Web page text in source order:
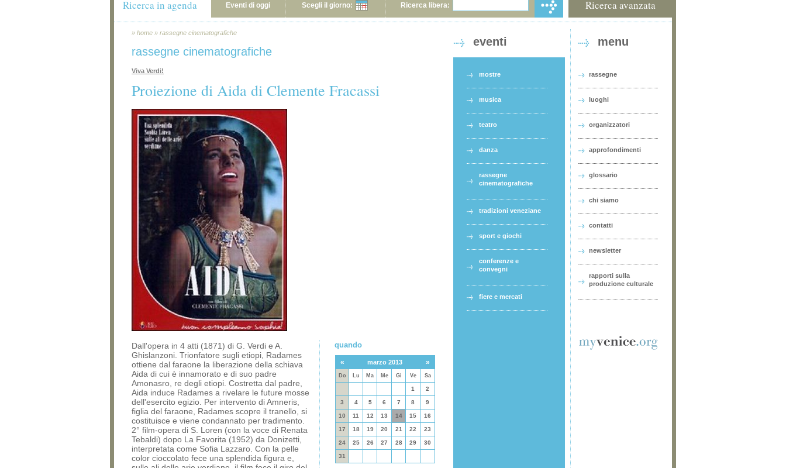
Ricerca in agenda Eventi di oggi Scegli il giorno: Ricerca libera: Ricerca avanzata
» home » rassegne cinematografiche
rassegne cinematografiche
Viva Verdi!
Proiezione di Aida di Clemente Fracassi
Dall'opera in 4 atti (1871) di G. Verdi e A.
Ghislanzoni. Trionfatore sugli etiopi, Radames
ottiene dal faraone la liberazione della schiava
Aida di cui è innamorato e di suo padre
Amonasro, re degli etiopi. Costretta dal padre,
Aida induce Radames a rivelare le future mosse
dell'esercito egizio. Per intervento di Amneris,
figlia del faraone, Radames scopre il tranello, si
costituisce e viene condannato per tradimento.
2° film-opera di S. Loren (con la voce di Renata
Tebaldi) dopo La Favorita (1952) da Donizetti,
interpretata come Sofia Lazzaro. Con la pelle
color cioccolato fece una splendida figura e,
quando
« marzo 2013 »
Do Lu Ma Me Gi Ve Sa
1 2
3 4 5 6 7 8 9
10 11 12 13 14 15 16
17 18 19 20 21 22 23
24 25 26 27 28 29 30
31
eventi
mostre
musica
teatro
danza
rassegne
cinematografiche
tradizioni veneziane
sport e giochi
conferenze e
convegni
fiere e mercati
menu
rassegne
luoghi
organizzatori
approfondimenti
glossario
chi siamo
contatti
newsletter
rapporti sulla
produzione culturale